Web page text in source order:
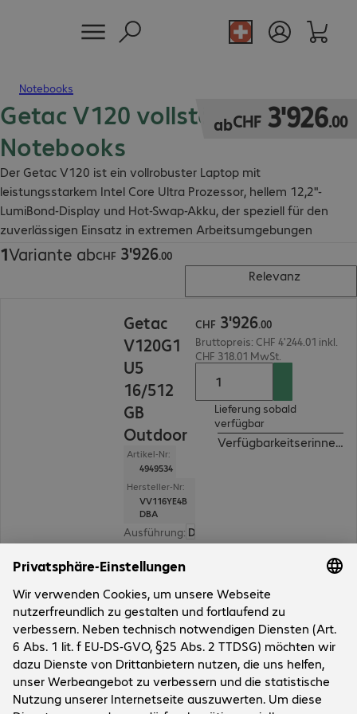
Notebooks
Getac V120 vollständig robuste
Notebooks
Der Getac V120 ist ein vollrobuster Laptop mit
leistungsstarkem Intel Core Ultra Prozessor, hellem 12,2"-
LumiBond-Display und Hot-Swap-Akku, der speziell für den
zuverlässigen Einsatz in extremen Arbeitsumgebungen
entwickelt wurde.
abCHF 3'926.00
CHF 3'926.00
1Variante abCHF 3'926.00
CHF 3'926.00
Relevanz
Getac
V120G1
U5
16/512
GB
Outdoor
Artikel-Nr:
4949534
Hersteller-Nr:
VV116YE4B
DBA
Ausführung:
Displaygröße: 30,5 cm (12,0")
Prozessormodell
Intel Core Ultra 5 225H, 1,7
Arbeitsspeicher
SSD:512 GB
CHF 3'926.00
Bruttopreis: CHF 4'244.01 inkl.
CHF 318.01 MwSt.
Lieferung sobald
verfügbar
1 von 1 Ergebnis
Mehr anzeigen